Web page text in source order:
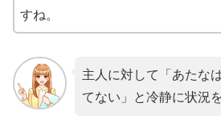
すね。
主人に対して「あたな
てない」と冷静に状況